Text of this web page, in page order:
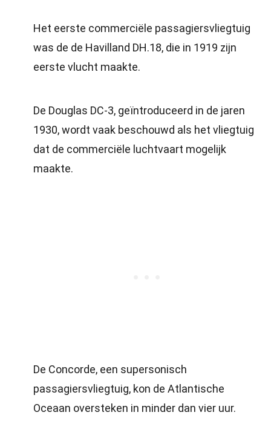
Het eerste commerciële passagiersvliegtuig
was de de Havilland DH.18, die in 1919 zijn
eerste vlucht maakte.
De Douglas DC-3, geïntroduceerd in de jaren
1930, wordt vaak beschouwd als het vliegtuig
dat de commerciële luchtvaart mogelijk
maakte.
De Concorde, een supersonisch
passagiersvliegtuig, kon de Atlantische
Oceaan oversteken in minder dan vier uur.